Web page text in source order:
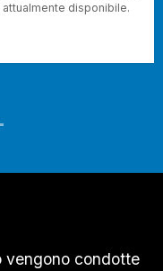
disponibile.
vengono condotte